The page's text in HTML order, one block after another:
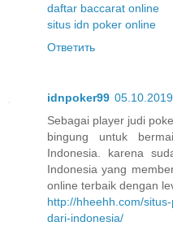
daftar baccarat online
situs idn poker online
Ответить
idnpoker99
Sebagai player judi
bingung untuk
Indonesia. karena
Indonesia yang
online terbaik dengan
http://hheehh.com/
dari-indonesia/